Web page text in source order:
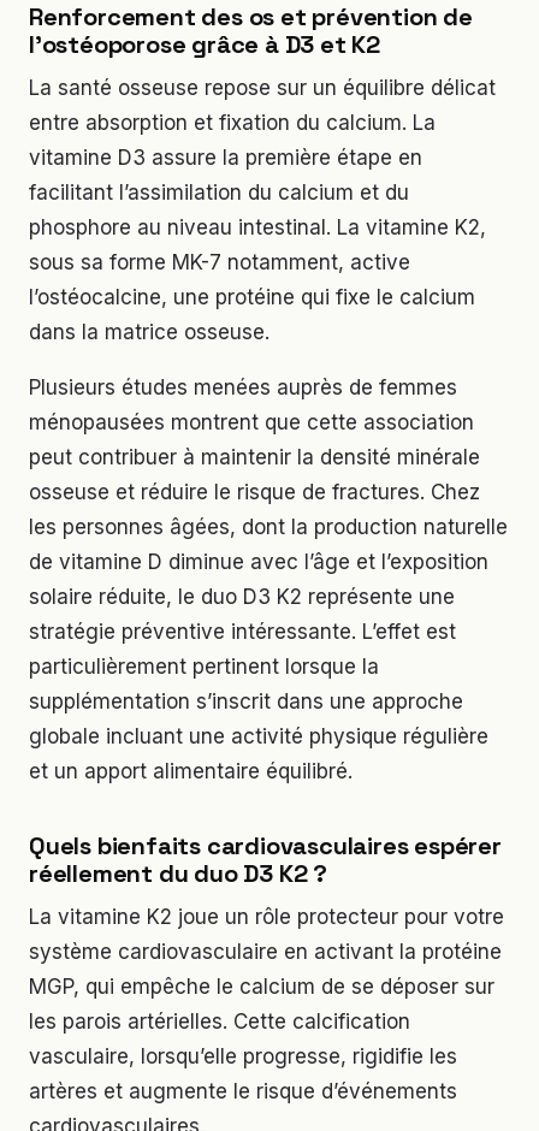
Renforcement des os et prévention de
l’ostéoporose grâce à D3 et K2
La santé osseuse repose sur un équilibre délicat
entre absorption et fixation du calcium. La
vitamine D3 assure la première étape en
facilitant l’assimilation du calcium et du
phosphore au niveau intestinal. La vitamine K2,
sous sa forme MK-7 notamment, active
l’ostéocalcine, une protéine qui fixe le calcium
dans la matrice osseuse.
Plusieurs études menées auprès de femmes
ménopausées montrent que cette association
peut contribuer à maintenir la densité minérale
osseuse et réduire le risque de fractures. Chez
les personnes âgées, dont la production naturelle
de vitamine D diminue avec l’âge et l’exposition
solaire réduite, le duo D3 K2 représente une
stratégie préventive intéressante. L’effet est
particulièrement pertinent lorsque la
supplémentation s’inscrit dans une approche
globale incluant une activité physique régulière
et un apport alimentaire équilibré.
Quels bienfaits cardiovasculaires espérer
réellement du duo D3 K2 ?
La vitamine K2 joue un rôle protecteur pour votre
système cardiovasculaire en activant la protéine
MGP, qui empêche le calcium de se déposer sur
les parois artérielles. Cette calcification
vasculaire, lorsqu’elle progresse, rigidifie les
artères et augmente le risque d’événements